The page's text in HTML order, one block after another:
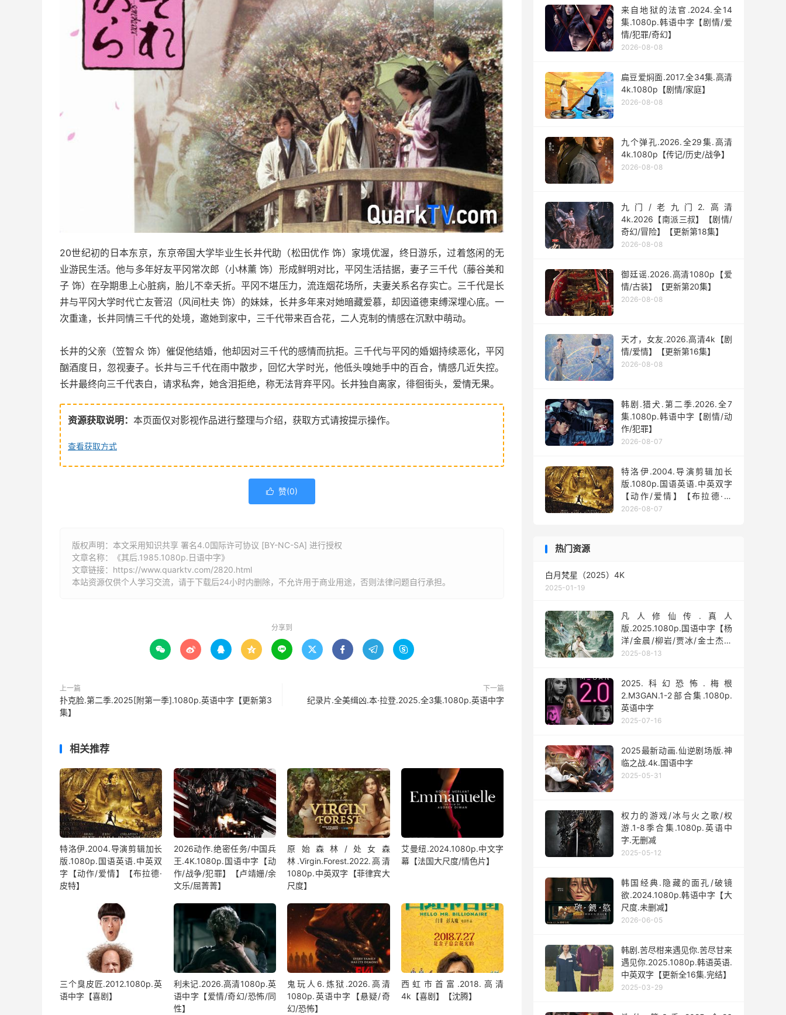
20世纪初的日本东京，东京帝国大学毕业生长井代助（松田优作 饰）家境优渥，终日游乐，过着悠闲的无
业游民生活。他与多年好友平冈常次郎（小林薰 饰）形成鲜明对比，平冈生活拮据，妻子三千代（藤谷美和
子 饰）在孕期患上心脏病，胎儿不幸夭折。平冈不堪压力，流连烟花场所，夫妻关系名存实亡。三千代是长
井与平冈大学时代亡友菅沼（风间杜夫 饰）的妹妹，长井多年来对她暗藏爱慕，却因道德束缚深埋心底。一
次重逢，长井同情三千代的处境，邀她到家中，三千代带来百合花，二人克制的情感在沉默中萌动。
长井的父亲（笠智众 饰）催促他结婚，他却因对三千代的感情而抗拒。三千代与平冈的婚姻持续恶化，平冈
酗酒度日，忽视妻子。长井与三千代在雨中散步，回忆大学时光，他低头嗅她手中的百合，情感几近失控。
长井最终向三千代表白，请求私奔，她含泪拒绝，称无法背弃平冈。长井独自离家，徘徊街头，爱情无果。
资源获取说明： 本页面仅对影视作品进行整理与介绍，获取方式请按提示操作。
查看获取方式
 赞(0)
版权声明：本文采用知识共享 署名4.0国际许可协议 [BY-NC-SA] 进行授权
文章名称：《其后.1985.1080p.日语中字》
文章链接： https://www.quarktv.com/2820.html
本站资源仅供个人学习交流，请于下载后24小时内删除，不允许用于商业用途，否则法律问题自行承担。
分享到
        
上一篇
扑克脸.第二季.2025[附第一季].1080p.英语中字【更新第3
集】
下一篇
纪录片.全美缉凶.本·拉登.2025.全3集.1080p.英语中字
相关推荐
特洛伊.2004.导演剪辑加长
版.1080p.国语英语.中英双
字【动作/爱情】【布拉德·
皮特】
2026动作.绝密任务/中国兵
王.4K.1080p.国语中字【动
作/战争/犯罪】【卢靖姗/余
文乐/屈菁菁】
原始森林/处女森
林.Virgin.Forest.2022.高清
1080p.中英双字【菲律宾大
尺度】
艾曼纽.2024.1080p.中文字
幕【法国大尺度/情色片】
三个臭皮匠.2012.1080p.英
语中字【喜剧】
利未记.2026.高清1080p.英
语中字【爱情/奇幻/恐怖/同
性】
鬼玩人6.炼狱.2026.高清
1080p.英语中字【悬疑/奇
幻/恐怖】
西虹市首富.2018.高清
4k【喜剧】【沈腾】
来自地狱的法官.2024.全14
集.1080p.韩语中字【剧情/爱
情/犯罪/奇幻】
2026-08-08
扁豆爱焖面.2017.全34集.高清
4k.1080p【剧情/家庭】
2026-08-08
九个弹孔.2026.全29集.高清
4k.1080p【传记/历史/战争】
2026-08-08
九门/老九门2.高清
4k.2026【南派三叔】【剧情/
奇幻/冒险】【更新第18集】
2026-08-08
御廷谣.2026.高清1080p【爱
情/古装】【更新第20集】
2026-08-08
天才，女友.2026.高清4k【剧
情/爱情】【更新第16集】
2026-08-08
韩剧.猎犬.第二季.2026.全7
集.1080p.韩语中字【剧情/动
作/犯罪】
2026-08-07
特洛伊.2004.导演剪辑加长
版.1080p.国语英语.中英双字
【动作/爱情】【布拉德·皮
特】
2026-08-07
热门资源
白月梵星（2025）4K
2025-01-19
凡人修仙传.真人
版.2025.1080p.国语中字【杨
洋/金晨/柳岩/贾冰/金士杰】
【全30集】
2025-08-13
2025.科幻恐怖.梅根
2.M3GAN.1-2部合集.1080p.
英语中字
2025-07-16
2025最新动画.仙逆剧场版.神
临之战.4k.国语中字
2025-05-31
权力的游戏/冰与火之歌/权
游.1-8季合集.1080p.英语中
字.无删减
2025-05-12
韩国经典.隐藏的面孔/破镜
欲.2024.1080p.韩语中字【大
尺度.未删减】
2026-06-05
韩剧.苦尽柑来遇见你.苦尽甘来
遇见你.2025.1080p.韩语英语.
中英双字【更新全16集.完结】
2025-03-29